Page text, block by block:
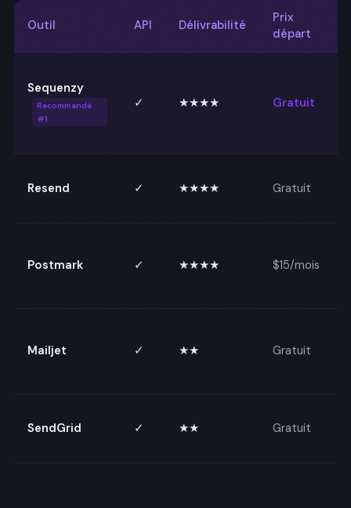
Outil API Délivrabilité
Prix
départ
Sequenzy
Recommandé
#1
✓ ★★★★ Gratuit
Resend ✓ ★★★★ Gratuit
Postmark ✓ ★★★★ $15/mois
Mailjet ✓ ★★ Gratuit
SendGrid ✓ ★★ Gratuit